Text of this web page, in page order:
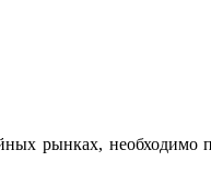
рынках,